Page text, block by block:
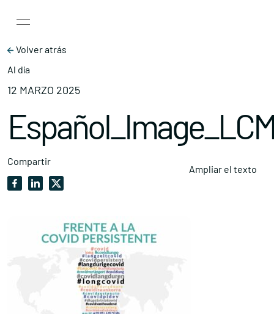
Main Navigation
Volver atrás
Al día
12 MARZO 2025
Compartir
Ampliar el texto